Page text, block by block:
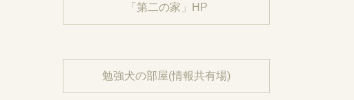
「第二の家」HP
勉強犬の部屋(情報共有場)